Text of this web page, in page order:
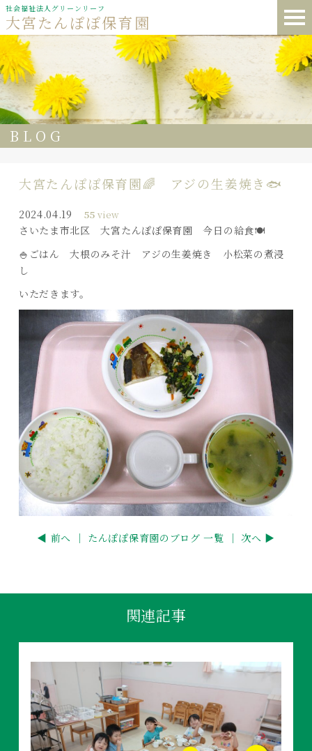
社会福祉法人グリーンリーフ
大宮たんぽぽ保育園
BLOG
大宮たんぽぽ保育園🌈 アジの生姜焼き🐟
2024.04.19 55 view
さいたま市北区 大宮たんぽぽ保育園 今日の給食🍽️
🍚ごはん 大根のみそ汁 アジの生姜焼き 小松菜の煮浸
し
いただきます。
◀ 前へ ｜ たんぽぽ保育園のブログ 一覧 ｜ 次へ ▶
関連記事